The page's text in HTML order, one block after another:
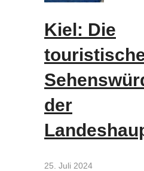
Kiel: Die
der
25. Juli 2024